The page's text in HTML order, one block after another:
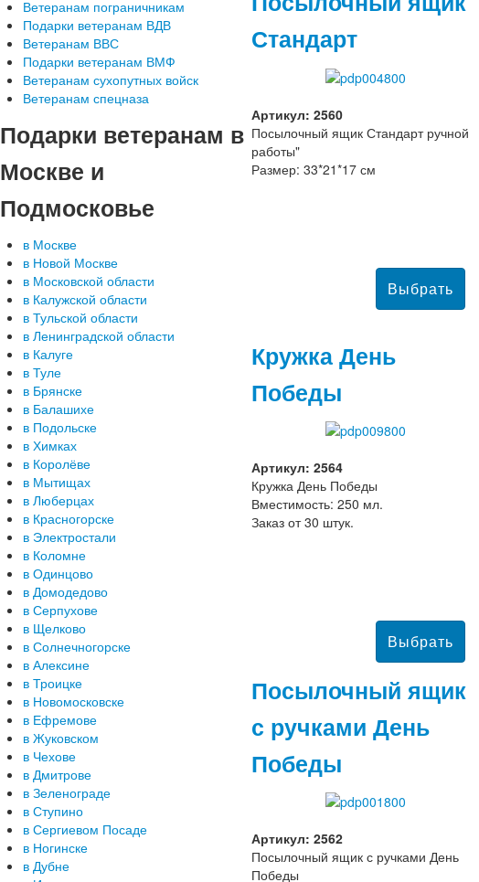
Стандарт
Артикул: 2560
Посылочный ящик Стандарт ручной
работы"
Размер: 33*21*17 см
Кружка День
Победы
Артикул: 2564
Кружка День Победы
Вместимость: 250 мл.
Заказ от 30 штук.
Посылочный ящик
с ручками День
Победы
Артикул: 2562
Посылочный ящик с ручками День
Победы
Ветеранам пограничникам
Подарки ветеранам ВДВ
Ветеранам ВВС
Подарки ветеранам ВМФ
Ветеранам сухопутных войск
Ветеранам спецназа
Подарки ветеранам в
Москве и
Подмосковье
в Москве
в Новой Москве
в Московской области
в Калужской области
в Тульской области
в Ленинградской области
в Калуге
в Туле
в Брянске
в Балашихе
в Подольске
в Химках
в Королёве
в Мытищах
в Люберцах
в Красногорске
в Электростали
в Коломне
в Одинцово
в Домодедово
в Серпухове
в Щелково
в Солнечногорске
в Алексине
в Троицке
в Новомосковске
в Ефремове
в Жуковском
в Чехове
в Дмитрове
в Зеленограде
в Ступино
в Сергиевом Посаде
в Ногинске
в Дубне